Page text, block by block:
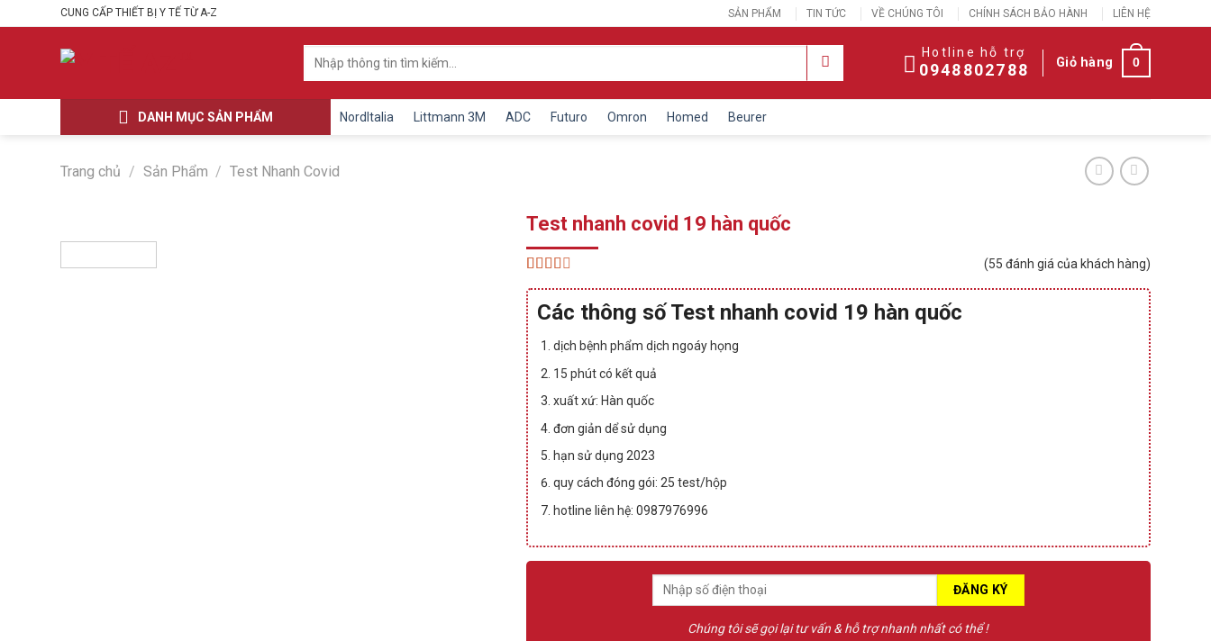
to
CUNG CẤP THIẾT BỊ Y TẾ TỪ A-Z SẢN PHẨM TIN TỨC VỀ CHÚNG TÔI CHÍNH SÁCH BẢO HÀNH LIÊN HỆ
kiếm:
Hotline hỗ trợ
0948802788 Giỏ hàng 0
DANH MỤC SẢN PHẨM NordItalia Littmann 3M ADC Futuro Omron Homed Beurer
Trang chủ / Sản Phẩm / Test Nhanh Covid
Test nhanh covid 19 hàn quốc
2.42
trên 5
dựa
trên
55
đánh
giá
(55 đánh giá của khách hàng)
Các thông số Test nhanh covid 19 hàn quốc
dịch bệnh phẩm dịch ngoáy họng
15 phút có kết quả
xuất xứ: Hàn quốc
đơn giản dể sử dụng
hạn sử dụng 2023
quy cách đóng gói: 25 test/hộp
hotline liên hệ: 0987976996
Chúng tôi sẽ gọi lại tư vấn & hỗ trợ nhanh nhất có thể !